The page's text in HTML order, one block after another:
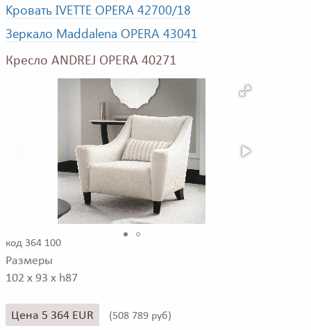
Кровать IVETTE OPERA 42700/18
Зеркало Maddalena OPERA 43041
Кресло ANDREJ OPERA 40271
код 364 100
Размеры
102 x 93 x h87
Цена 5 364 EUR (508 789 руб)